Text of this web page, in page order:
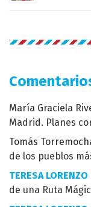
María Graciela
Madrid. Planes
Tomás
de los pueblos
TERESA LORENZO
de una Ruta